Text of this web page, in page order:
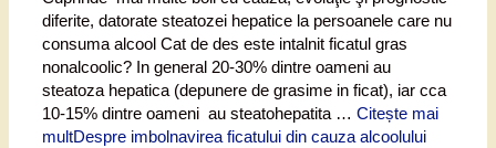
diferite, datorate steatozei hepatice la persoanele care nu
consuma alcool Cat de des este intalnit ficatul gras
nonalcoolic? In general 20-30% dintre oameni au
steatoza hepatica (depunere de grasime in ficat), iar cca
10-15% dintre oameni au steatohepatita … Citește mai
multDespre imbolnavirea ficatului din cauza alcoolului